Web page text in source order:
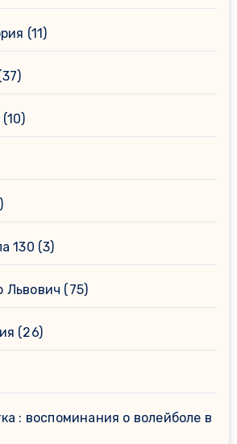
(11)
(10)
130 (3)
Львович (75)
(26)
: воспоминания о волейболе в